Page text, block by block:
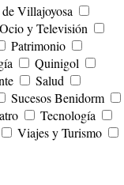
Villajoyosa
Ocio y Televisión
Patrimonio
Quinigol
Salud
Sucesos Benidorm
Tecnología
Viajes y Turismo